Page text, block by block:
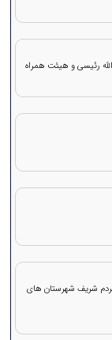
رئیسی و هیئت همراه
شریف شهرستان های